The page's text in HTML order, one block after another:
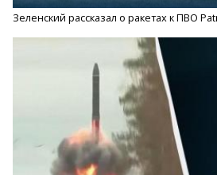
Зеленский рассказал о ракетах к ПВО